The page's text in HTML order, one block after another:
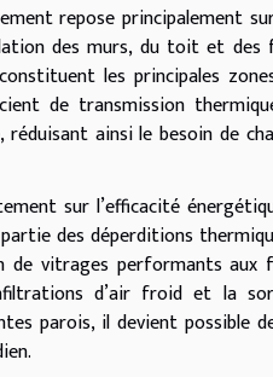
repose principalement
des murs, du toit et
les principales
de transmission
réduisant ainsi le besoin de
sur l’efficacité
des déperditions
de vitrages performants
d’air froid et la
parois, il devient possible